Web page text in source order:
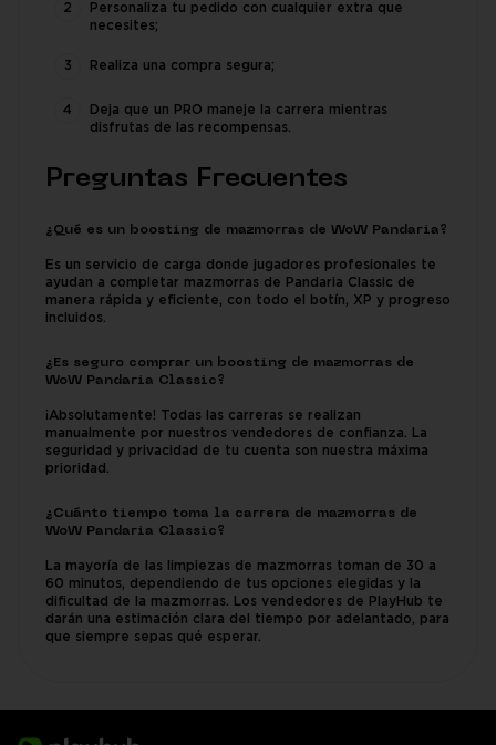
Personaliza tu pedido con cualquier extra que
necesites;
Realiza una compra segura;
Deja que un PRO maneje la carrera mientras
disfrutas de las recompensas.
Preguntas Frecuentes
¿Qué es un boosting de mazmorras de WoW Pandaria?
Es un servicio de carga donde jugadores profesionales te
ayudan a completar mazmorras de Pandaria Classic de
manera rápida y eficiente, con todo el botín, XP y progreso
incluidos.
¿Es seguro comprar un boosting de mazmorras de
WoW Pandaria Classic?
¡Absolutamente! Todas las carreras se realizan
manualmente por nuestros vendedores de confianza. La
seguridad y privacidad de tu cuenta son nuestra máxima
prioridad.
¿Cuánto tiempo toma la carrera de mazmorras de
WoW Pandaria Classic?
La mayoría de las limpiezas de mazmorras toman de 30 a
60 minutos, dependiendo de tus opciones elegidas y la
dificultad de la mazmorras. Los vendedores de PlayHub te
darán una estimación clara del tiempo por adelantado, para
que siempre sepas qué esperar.